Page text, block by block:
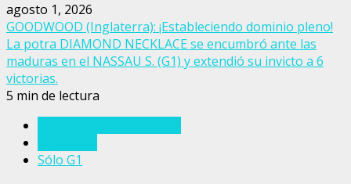
agosto 1, 2026
GOODWOOD (Inglaterra): ¡Estableciendo dominio pleno!
La potra DIAMOND NECKLACE se encumbró ante las
maduras en el NASSAU S. (G1) y extendió su invicto a 6
victorias.
5 min de lectura
Sólo G1